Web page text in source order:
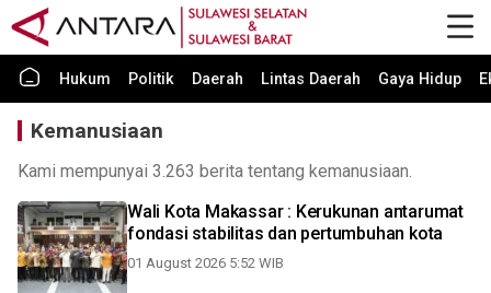
Hukum Politik Daerah Lintas Daerah Gaya Hidup
Kemanusiaan
Kami mempunyai 3.263 berita tentang kemanusiaan.
Wali Kota Makassar : Kerukunan antarumat
fondasi stabilitas dan pertumbuhan kota
01 August 2026 5:52 WIB